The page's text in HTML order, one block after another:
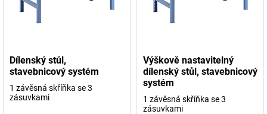
Dílenský stůl,
stavebnicový systém
1 závěsná skříňka se 3
zásuvkami
Výškově nastavitelný
dílenský stůl, stavebnicový
systém
1 závěsná skříňka se 3
zásuvkami